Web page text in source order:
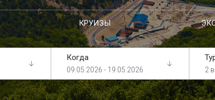
КРУИЗЫ
Когда
09.05.2026 - 19.05.2026 2